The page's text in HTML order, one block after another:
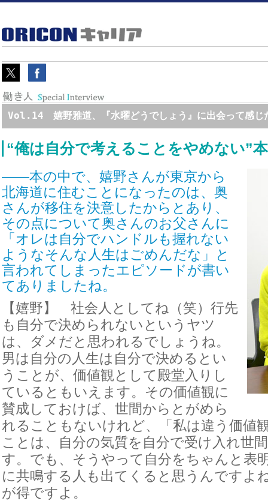
Vol.14 嬉野雅道、『水曜どうでしょう』に出会って感じ
“俺は自分で考えることをやめない”
――本の中で、嬉野さんが東京から
北海道に住むことになったのは、奥
さんが移住を決意したからとあり、
その点について奥さんのお父さんに
「オレは自分でハンドルも握れない
ようなそんな人生はごめんだな」と
言われてしまったエピソードが書い
てありましたね。
【嬉野】 社会人としてね（笑）行先
も自分で決められないというヤツ
は、ダメだと思われるでしょうね。
男は自分の人生は自分で決めるとい
うことが、価値観として殿堂入りし
ているともいえます。その価値観に
賛成しておけば、世間からとがめら
れることもないけれど、「私は違う価値
ことは、自分の気質を自分で受け入れ世
す。でも、そうやって自分をちゃんと表
に共鳴する人も出てくると思うんですよ
が得ですよ。